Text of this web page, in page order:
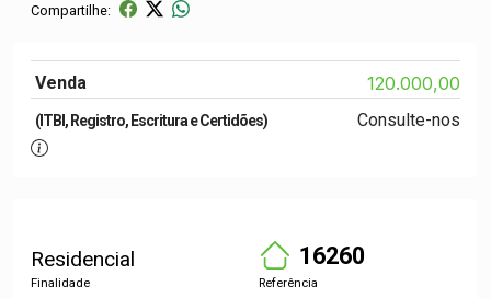
Compartilhe:
Venda 120.000,00
(ITBI, Registro, Escritura e Certidões) Consulte-nos
Residencial
Finalidade
16260
Referência